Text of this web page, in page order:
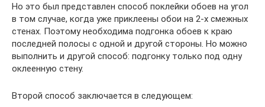
Но это был представлен способ поклейки обоев на угол
в том случае, когда уже приклеены обои на 2-х смежных
стенах. Поэтому необходима подгонка обоев к краю
последней полосы с одной и другой стороны. Но можно
выполнить и другой способ: подгонку только под одну
оклеенную стену.
Второй способ заключается в следующем: